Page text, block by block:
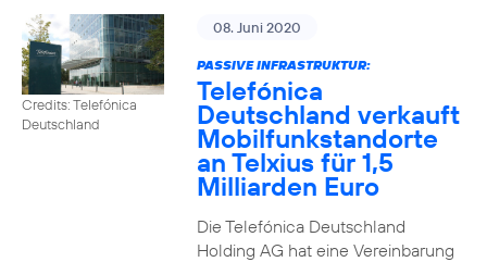
Credits: Telefónica
Deutschland
08. Juni 2020
PASSIVE INFRASTRUKTUR:
Telefónica
Deutschland verkauft
Mobilfunkstandorte
an Telxius für 1,5
Milliarden Euro
Die Telefónica Deutschland
Holding AG hat eine Vereinbarung